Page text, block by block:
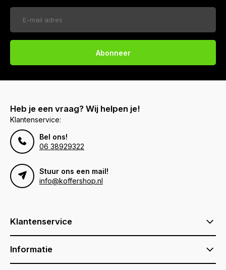
Abonneer
Heb je een vraag? Wij helpen je!
Klantenservice:
Bel ons!
06 38929322
Stuur ons een mail!
info@koffershop.nl
Klantenservice
Informatie